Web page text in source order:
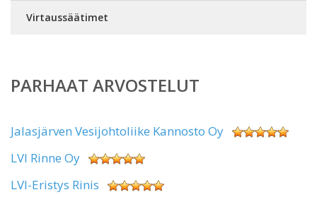
Virtaussäätimet
PARHAAT ARVOSTELUT
Jalasjärven Vesijohtoliike Kannosto Oy
LVI Rinne Oy
LVI-Eristys Rinis